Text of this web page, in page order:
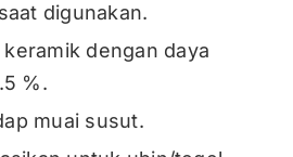
digunakan.
dengan daya
%.
muai susut.